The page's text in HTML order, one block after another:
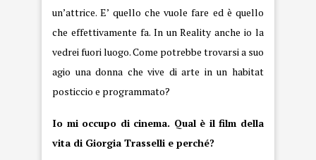
un’attrice. E’ quello che vuole fare ed è quello
che effettivamente fa. In un Reality anche io la
vedrei fuori luogo. Come potrebbe trovarsi a suo
agio una donna che vive di arte in un habitat
posticcio e programmato?
Io mi occupo di cinema. Qual è il film della
vita di Giorgia Trasselli e perché?